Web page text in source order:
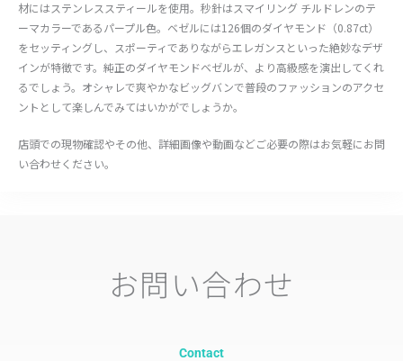
材にはステンレススティールを使用。秒針はスマイリング チルドレンのテ
ーマカラーであるパープル色。ベゼルには126個のダイヤモンド（0.87ct）
をセッティングし、スポーティでありながらエレガンスといった絶妙なデザ
インが特徴です。純正のダイヤモンドベゼルが、より高級感を演出してくれ
るでしょう。オシャレで爽やかなビッグバンで普段のファッションのアクセ
ントとして楽しんでみてはいかがでしょうか。
店頭での現物確認やその他、詳細画像や動画などご必要の際はお気軽にお問
い合わせください。
お問い合わせ
Contact